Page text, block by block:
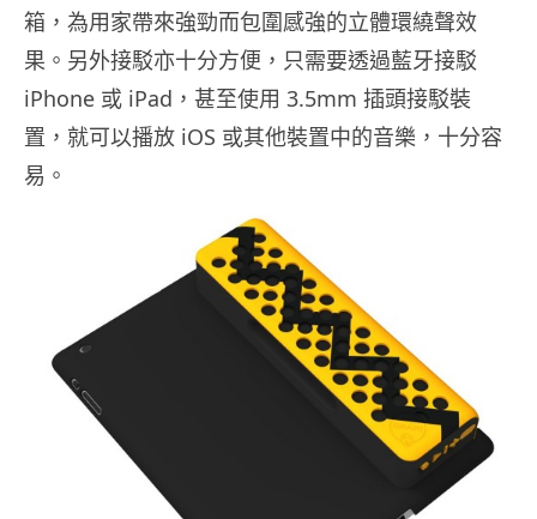
箱，為用家帶來強勁而包圍感強的立體環繞聲效
果。另外接駁亦十分方便，只需要透過藍牙接駁
iPhone 或 iPad，甚至使用 3.5mm 插頭接駁裝
置，就可以播放 iOS 或其他裝置中的音樂，十分容
易。